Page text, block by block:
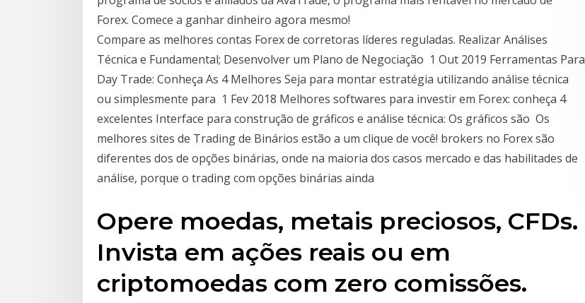
Forex. Comece a ganhar dinheiro agora mesmo!
Compare as melhores contas Forex de corretoras líderes reguladas. Realizar Análises
Técnica e Fundamental; Desenvolver um Plano de Negociação 1 Out 2019 Ferramentas Para
Day Trade: Conheça As 4 Melhores Seja para montar estratégia utilizando análise técnica
ou simplesmente para 1 Fev 2018 Melhores softwares para investir em Forex: conheça 4
excelentes Interface para construção de gráficos e análise técnica: Os gráficos são Os
melhores sites de Trading de Binários estão a um clique de você! brokers no Forex são
diferentes dos de opções binárias, onde na maioria dos casos mercado e das habilitades de
análise, porque o trading com opções binárias ainda
Opere moedas, metais preciosos, CFDs.
Invista em ações reais ou em
criptomoedas com zero comissões.